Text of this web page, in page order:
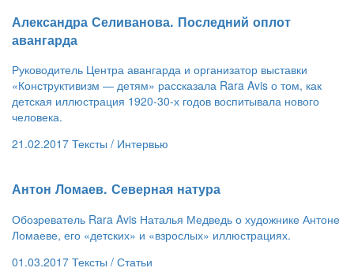
​Александра Селиванова. Последний оплот
авангарда
Руководитель Центра авангарда и организатор выставки
«Конструктивизм — детям» рассказала Rara Avis о том, как
детская иллюстрация 1920-30-х годов воспитывала нового
человека.
21.02.2017 Тексты / Интервью
​Антон Ломаев. Северная натура
Обозреватель Rara Avis Наталья Медведь о художнике Антоне
Ломаеве, его «детских» и «взрослых» иллюстрациях.
01.03.2017 Тексты / Статьи